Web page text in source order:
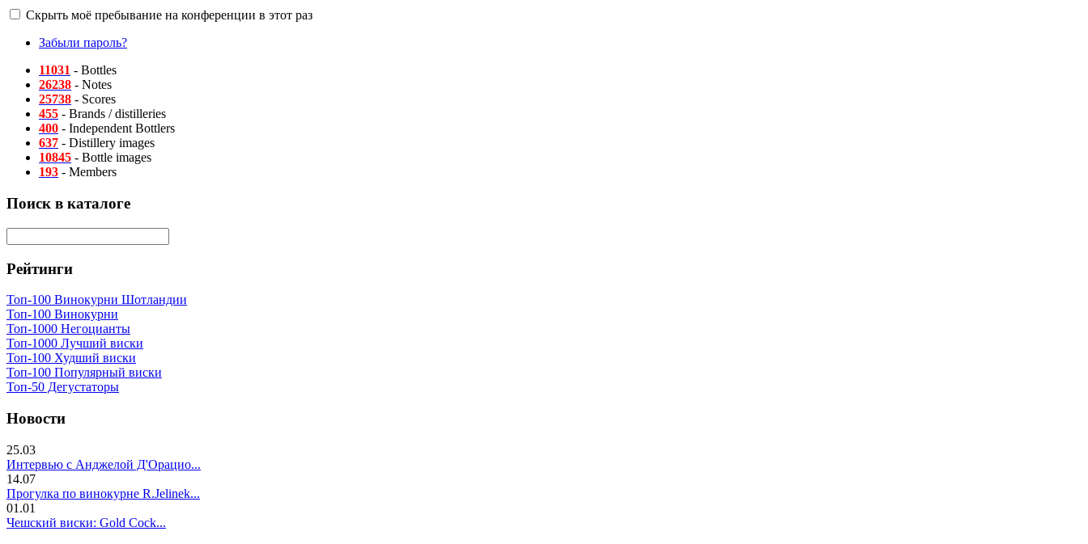
Скрыть моё пребывание на конференции в этот раз
Забыли пароль?
11031 - Bottles
26238 - Notes
25738 - Scores
455 - Brands / distilleries
400 - Independent Bottlers
637 - Distillery images
10845 - Bottle images
193 - Members
Поиск в каталоге
Рейтинги
Топ-100 Винокурни Шотландии
Топ-100 Винокурни
Топ-1000 Негоцианты
Топ-1000 Лучший виски
Топ-100 Худший виски
Топ-100 Популярный виски
Топ-50 Дегустаторы
Новости
25.03
Интервью с Анджелой Д'Орацио...
14.07
Прогулка по винокурне R.Jelinek...
01.01
Чешский виски: Gold Cock...